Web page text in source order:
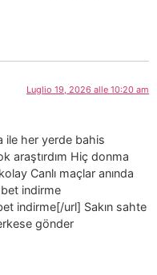
Luglio 19, 2026 alle 10:20 am
ile her yerde bahis
araştırdım Hiç donma
Canlı maçlar anında
indirme
indirme[/url] Sakın sahte
gönder